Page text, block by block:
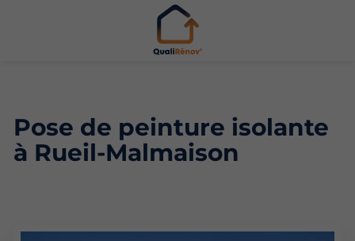
Pose de peinture isolante
à Rueil-Malmaison